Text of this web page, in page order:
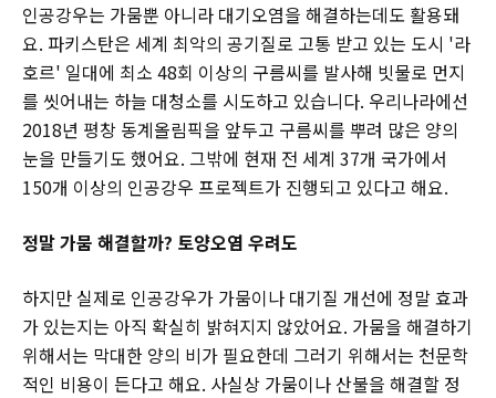
인공강우는 가뭄뿐 아니라 대기오염을 해결하는데도 활용돼
요. 파키스탄은 세계 최악의 공기질로 고통 받고 있는 도시 '라
호르' 일대에 최소 48회 이상의 구름씨를 발사해 빗물로 먼지
를 씻어내는 하늘 대청소를 시도하고 있습니다. 우리나라에선
2018년 평창 동계올림픽을 앞두고 구름씨를 뿌려 많은 양의
눈을 만들기도 했어요. 그밖에 현재 전 세계 37개 국가에서
150개 이상의 인공강우 프로젝트가 진행되고 있다고 해요.
정말 가뭄 해결할까? 토양오염 우려도
하지만 실제로 인공강우가 가뭄이나 대기질 개선에 정말 효과
가 있는지는 아직 확실히 밝혀지지 않았어요. 가뭄을 해결하기
위해서는 막대한 양의 비가 필요한데 그러기 위해서는 천문학
적인 비용이 든다고 해요. 사실상 가뭄이나 산불을 해결할 정